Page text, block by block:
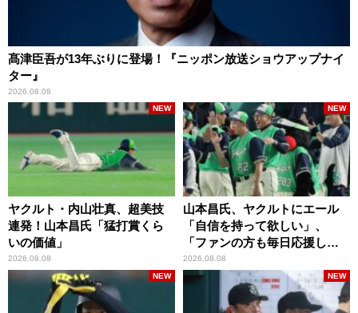
髙津臣吾が13年ぶりに登場！『ニッポン放送ショウアップナイ
ター』
2026.08.08
ヤクルト・内山壮真、超美技
連発！山本昌氏「猛打賞くら
いの価値」
2026.08.08
NEW
山本昌氏、ヤクルトにエール
「自信を持って欲しい」、
「ファンの方も毎日応援して
くれています」
2026.08.08
NEW
NEW NEW